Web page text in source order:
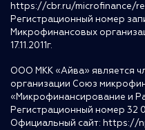
https://cbr.ru/microfinance/
Регистрационный номер
Микрофинансовых
17.11.2011г.
ООО МКК «Айва» является
организации Союз
«Микрофинансирование и
Регистрационный номер 32
Официальный сайт: https://